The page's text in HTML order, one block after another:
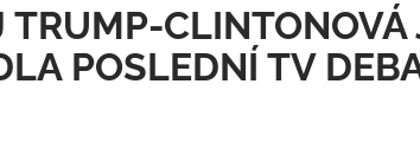
TRUMP-CLINTONOVÁ
POSLEDNÍ TV